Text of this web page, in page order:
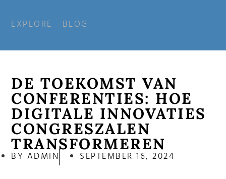
EXPLORE BLOG
DE TOEKOMST VAN
CONFERENTIES: HOE
DIGITALE INNOVATIES
CONGRESZALEN
TRANSFORMEREN
BY ADMIN SEPTEMBER 16, 2024